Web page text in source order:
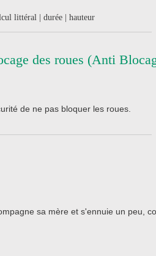
littéral | durée | hauteur
des roues (Anti
de ne pas bloquer les roues.
sa mère et s'ennuie un peu,